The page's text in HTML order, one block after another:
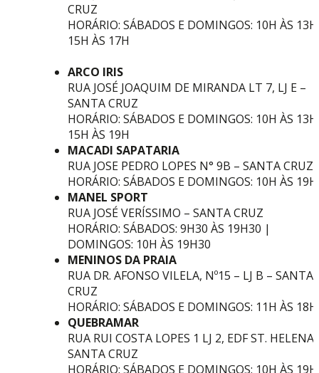
CRUZ
HORÁRIO: SÁBADOS E DOMINGOS: 10H ÀS 13H;
15H ÀS 17H
ARCO IRIS
RUA JOSÉ JOAQUIM DE MIRANDA LT 7, LJ E –
SANTA CRUZ
HORÁRIO: SÁBADOS E DOMINGOS: 10H ÀS 13H;
15H ÀS 19H
MACADI SAPATARIA
RUA JOSE PEDRO LOPES N° 9B – SANTA CRUZ
HORÁRIO: SÁBADOS E DOMINGOS: 10H ÀS 19H
MANEL SPORT
RUA JOSÉ VERÍSSIMO – SANTA CRUZ
HORÁRIO: SÁBADOS: 9H30 ÀS 19H30 |
DOMINGOS: 10H ÀS 19H30
MENINOS DA PRAIA
RUA DR. AFONSO VILELA, Nº15 – LJ B – SANTA
CRUZ
HORÁRIO: SÁBADOS E DOMINGOS: 11H ÀS 18H
QUEBRAMAR
RUA RUI COSTA LOPES 1 LJ 2, EDF ST. HELENA
SANTA CRUZ
HORÁRIO: SÁBADOS E DOMINGOS: 10H ÀS 19H